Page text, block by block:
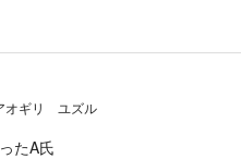
オギリ ユズル
たA氏